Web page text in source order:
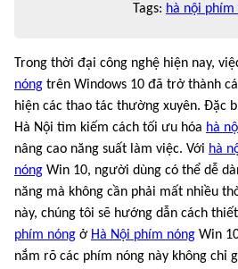
Tags: hà nội phím
Trong thời đại công nghệ hiện nay,
nóng trên Windows 10 đã trở thành
hiện các thao tác thường xuyên. Đặc
Hà Nội tìm kiếm cách tối ưu hóa hà
nâng cao năng suất làm việc. Với hà
nóng Win 10, người dùng có thể dễ
năng mà không cần phải mất nhiều
này, chúng tôi sẽ hướng dẫn cách
phím nóng ở Hà Nội phím nóng Win
nắm rõ các phím nóng này không chỉ